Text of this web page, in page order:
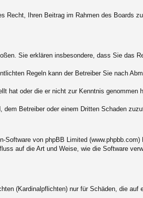
Recht, Ihren Beitrag im Rahmen des Boards
Sie erklären insbesondere, dass Sie das
Regeln kann der Betreiber Sie nach
hat oder die er nicht zur Kenntnis genommen
Betreiber oder einem Dritten Schaden
Software von phpBB Limited
auf die Art und Weise, wie die Software
(Kardinalpflichten) nur für Schäden, die auf